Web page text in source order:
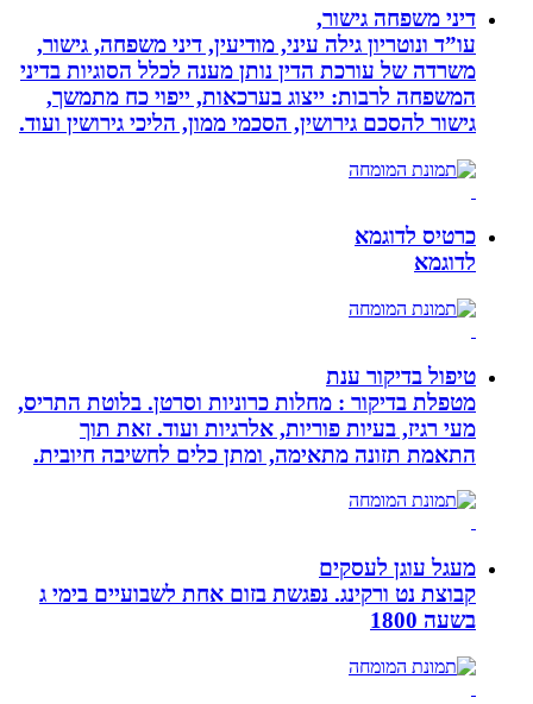
דיני משפחה גישור,
עו”ד ונוטריון גילה עיני, מודיעין, דיני משפחה, גישור,
משרדה של עורכת הדין נותן מענה לכלל הסוגיות בדיני
המשפחה לרבות: ייצוג בערכאות, ייפוי כח מתמשך,
גישור להסכם גירושין, הסכמי ממון, הליכי גירושין ועוד.
כרטיס לדוגמא
לדוגמא
טיפול בדיקור ענת
מטפלת בדיקור : מחלות כרוניות וסרטן. בלוטת התריס,
מעי רגיז, בעיות פוריות, אלרגיות ועוד. זאת תוך
התאמת תזונה מתאימה, ומתן כלים לחשיבה חיובית.
מעגל עוגן לעסקים
קבוצת נט ורקינג. נפגשת בזום אחת לשבועיים בימי ג
בשעה 1800